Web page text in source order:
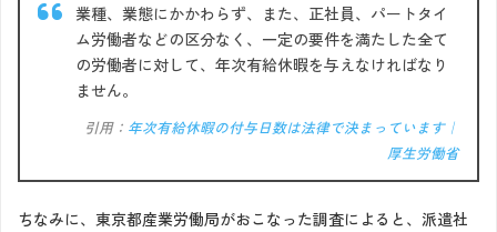
業種、業態にかかわらず、また、正社員、パートタイ
ム労働者などの区分なく、一定の要件を満たした全て
の労働者に対して、年次有給休暇を与えなければなり
ません。
引用： 年次有給休暇の付与日数は法律で決まっています｜
厚生労働省
ちなみに、東京都産業労働局がおこなった調査によると、派遣社